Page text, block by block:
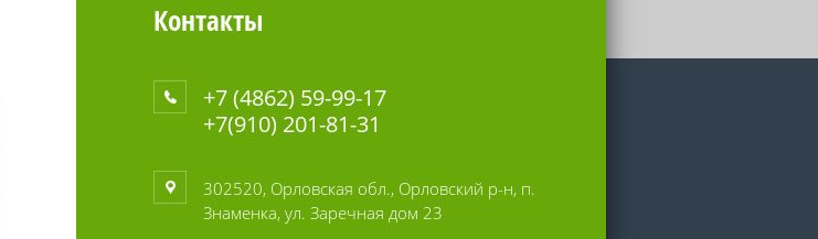
Контакты
+7 (4862) 59-99-17
+7(910) 201-81-31
302520, Орловская обл., Орловский р-н, п.
Знаменка, ул. Заречная дом 23